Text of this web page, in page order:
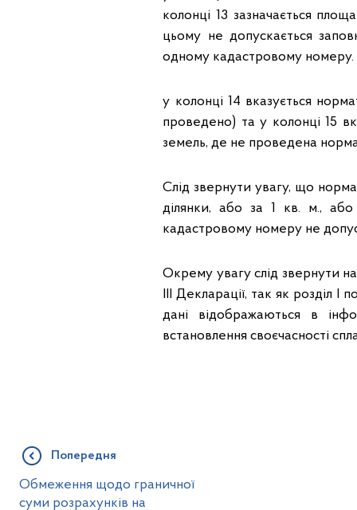
колонці 13 зазначається
цьому не допускається
одному кадастровому номеру.
у колонці 14 вказується
проведено) та у колонці 15
земель, де не проведена
Слід звернути увагу, що
ділянки, або за 1 кв. м.,
кадастровому номеру не
Окрему увагу слід звернути
III Декларації, так як розділ I
дані відображаються в
встановлення своєчасності
Попередня
Обмеження щодо граничної
суми розрахунків на